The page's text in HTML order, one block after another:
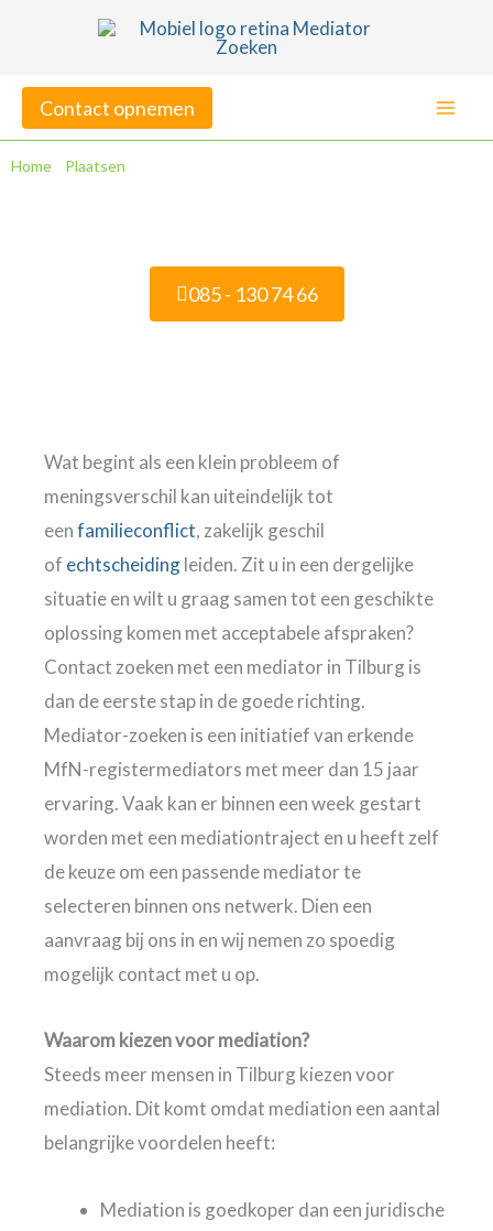
inhoudContact opnemen
Home Plaatsen
085 - 130 74 66
Wat begint als een klein probleem of
meningsverschil kan uiteindelijk tot
eenfamilieconflict, zakelijk geschil
of echtscheidingleiden. Zit u in een dergelijke
situatie en wilt u graag samen tot een geschikte
oplossing komen met acceptabele afspraken?
Contact zoeken met een mediator in Tilburg is
dan de eerste stap in de goede richting.
Mediator-zoeken is een initiatief van erkende
MfN-registermediators met meer dan 15 jaar
ervaring. Vaak kan er binnen een week gestart
worden met een mediationtraject en u heeft zelf
de keuze om een passende mediator te
selecteren binnen ons netwerk. Dien een
aanvraag bij ons in en wij nemen zo spoedig
mogelijk contact met u op.
Waarom kiezen voor mediation?
Steeds meer mensen in Tilburg kiezen voor
mediation. Dit komt omdat mediation een aantal
belangrijke voordelen heeft:
Mediation is goedkoper dan een juridische